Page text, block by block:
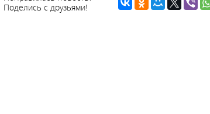
Поделись с друзьями!